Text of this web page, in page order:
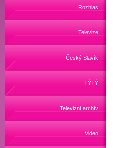
Rozhlas
Televize
Český Slavík
TÝTÝ
Televizní archív
Video